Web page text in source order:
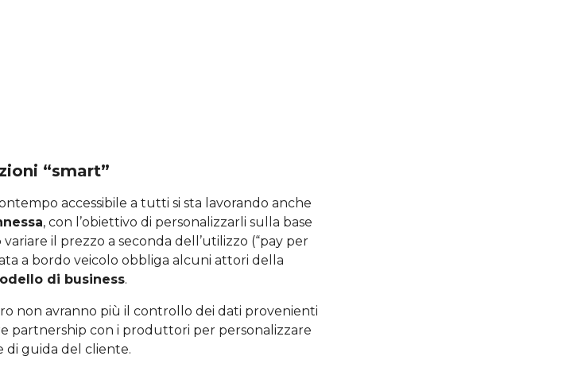
“smart”
accessibile a tutti si sta lavorando anche
, con l’obiettivo di personalizzarli sulla base
il prezzo a seconda dell’utilizzo (“pay per
a bordo veicolo obbliga alcuni attori della
di business.
non avranno più il controllo dei dati provenienti
partnership con i produttori per personalizzare
di guida del cliente.